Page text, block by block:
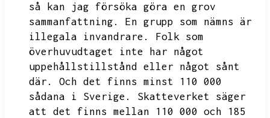
så kan jag försöka göra en grov
sammanfattning.
En grupp som nämns är
illegala invandrare.
Folk som
överhuvudtaget inte har något
uppehållstillstånd eller något sånt
där.
Och det finns minst 110 000
sådana i Sverige.
Skatteverket säger
att det finns mellan 110 000 och 185